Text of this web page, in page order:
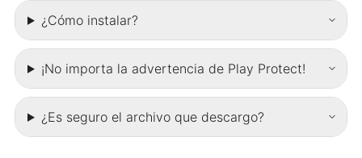
¿Cómo instalar?
¡No importa la advertencia de Play Protect!
¿Es seguro el archivo que descargo?